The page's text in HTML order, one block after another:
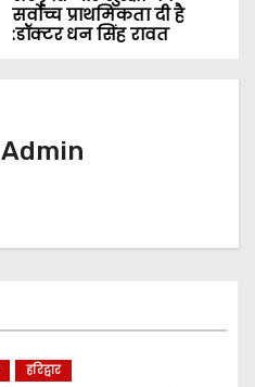
सर्वोच्च प्राथमिकता दी है
:डॉक्टर धन सिंह रावत
Admin
हरिद्वार